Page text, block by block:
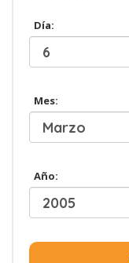
Día:
Mes:
Año: